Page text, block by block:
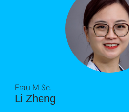
Li Zheng
Frau M.Sc.